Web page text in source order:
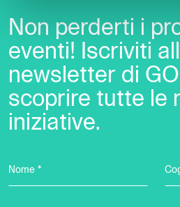
Non perderti i
eventi! Iscriviti
newsletter di
scoprire tutte le
iniziative.
Nome *